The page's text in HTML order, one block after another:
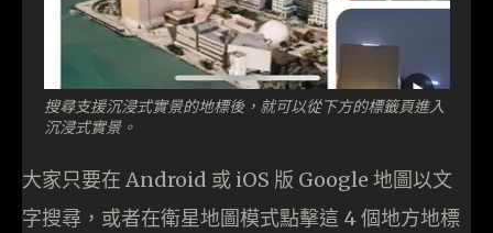
搜尋支援沉浸式實景的地標後，就可以從下方的標籤頁進入
沉浸式實景。
大家只要在 Android 或 iOS 版 Google 地圖以文
字搜尋，或者在衛星地圖模式點擊這 4 個地方地標